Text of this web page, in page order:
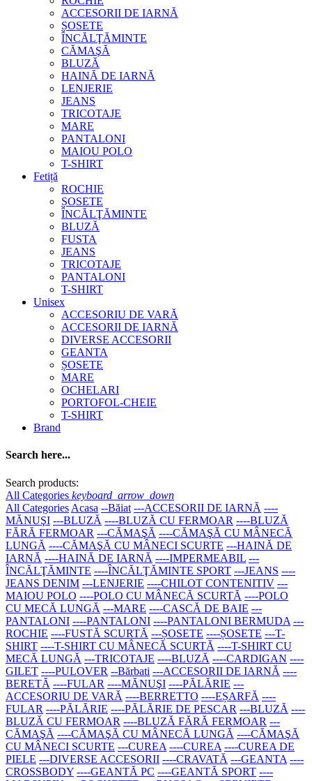
ACCESORII DE IARNĂ
ȘOSETE
ÎNCĂLŢĂMINTE
CĂMAŞĂ
BLUZĂ
HAINĂ DE IARNĂ
LENJERIE
JEANS
TRICOTAJE
MARE
PANTALONI
MAIOU POLO
T-SHIRT
Fetiță
ROCHIE
ȘOSETE
ÎNCĂLŢĂMINTE
BLUZĂ
FUSTA
JEANS
TRICOTAJE
PANTALONI
T-SHIRT
Unisex
ACCESORIU DE VARĂ
ACCESORII DE IARNĂ
DIVERSE ACCESORII
GEANTA
ȘOSETE
MARE
OCHELARI
PORTOFOL-CHEIE
T-SHIRT
Brand
Search here...
Search products:
All Categories keyboard_arrow_down
All Categories Acasa --Băiat ---ACCESORII DE IARNĂ ----
MĂNUŞI ---BLUZĂ ----BLUZĂ CU FERMOAR ----BLUZĂ
FĂRĂ FERMOAR ---CĂMAŞĂ ----CĂMAŞĂ CU MÂNECĂ
LUNGĂ ----CĂMAŞĂ CU MÂNECI SCURTE ---HAINĂ DE
IARNĂ ----HAINĂ DE IARNĂ ----IMPERMEABIL ---
ÎNCĂLŢĂMINTE ----ÎNCĂLŢĂMINTE SPORT ---JEANS ----
JEANS DENIM ---LENJERIE ----CHILOT CONTENITIV ---
MAIOU POLO ----POLO CU MÂNECĂ SCURTĂ ----POLO
CU MECĂ LUNGĂ ---MARE ----CASCĂ DE BAIE ---
PANTALONI ----PANTALONI ----PANTALONI BERMUDA ---
ROCHIE ----FUSTĂ SCURTĂ ---ȘOSETE ----ȘOSETE ---T-
SHIRT ----T-SHIRT CU MÂNECĂ SCURTĂ ----T-SHIRT CU
MECĂ LUNGĂ ---TRICOTAJE ----BLUZĂ ----CARDIGAN ----
GILET ----PULOVER --Bărbati ---ACCESORII DE IARNĂ ----
BERETĂ ----FULAR ----MĂNUŞI ----PĂLĂRIE ---
ACCESORIU DE VARĂ ----BERRETTO ----EȘARFĂ ----
FULAR ----PĂLĂRIE ----PĂLĂRIE DE PESCAR ---BLUZĂ ----
BLUZĂ CU FERMOAR ----BLUZĂ FĂRĂ FERMOAR ---
CĂMAŞĂ ----CĂMAŞĂ CU MÂNECĂ LUNGĂ ----CĂMAŞĂ
CU MÂNECI SCURTE ---CUREA ----CUREA ----CUREA DE
PIELE ---DIVERSE ACCESORII ----CRAVATĂ ---GEANTA ----
CROSSBODY ----GEANTĂ PC ----GEANTĂ SPORT ----